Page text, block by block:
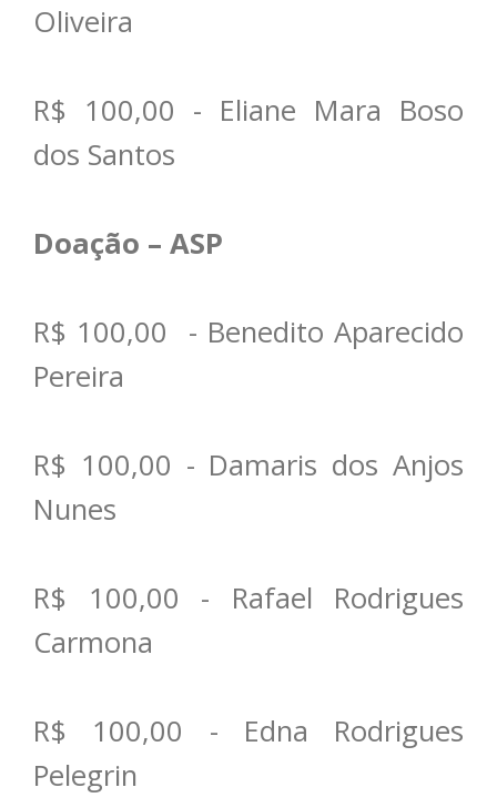
Oliveira
R$ 100,00 - Eliane Mara Boso
dos Santos
Doação – ASP
R$ 100,00 - Benedito Aparecido
Pereira
R$ 100,00 - Damaris dos Anjos
Nunes
R$ 100,00 - Rafael Rodrigues
Carmona
R$ 100,00 - Edna Rodrigues
Pelegrin